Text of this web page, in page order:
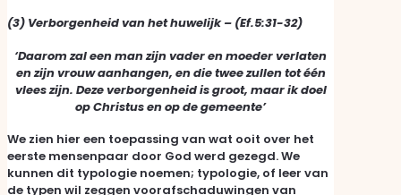
(3) Verborgenheid van het huwelijk – (Ef.5:31-32)
‘Daarom zal een man zijn vader en moeder verlaten
en zijn vrouw aanhangen, en die twee zullen tot één
vlees zijn. Deze verborgenheid is groot, maar ik doel
op Christus en op de gemeente’
We zien hier een toepassing van wat ooit over het
eerste mensenpaar door God werd gezegd. We
kunnen dit typologie noemen; typologie, of leer van
de typen wil zeggen voorafschaduwingen van